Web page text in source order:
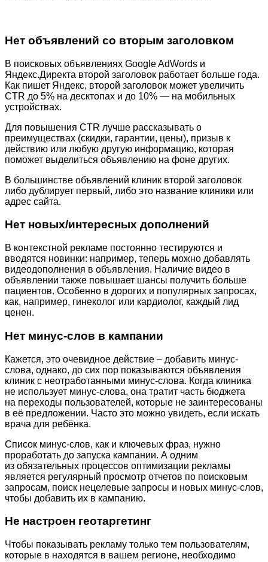
Нет объявлений со вторым заголовком
В поисковых объявлениях Google AdWords и
Яндекс.Директа второй заголовок работает больше года.
Как пишет Яндекс, второй заголовок может увеличить
CTR до 5% на десктопах и до 10% — на мобильных
устройствах.
Для повышения CTR лучше рассказывать о
преимуществах (скидки, гарантии, цены), призыв к
действию или любую другую информацию, которая
поможет выделиться объявлению на фоне других.
В большинстве объявлений клиник второй заголовок
либо дублирует первый, либо это название клиники или
адрес сайта.
Нет новых/интересных дополнений
В контекстной рекламе постоянно тестируются и
вводятся новинки: например, теперь можно добавлять
видеодополнения в объявления. Наличие видео в
объявлении также повышает шансы получить больше
пациентов. Особенно в дорогих и популярных запросах,
как, например, гинеколог или кардиолог, каждый лид
ценен.
Нет минус-слов в кампании
Кажется, это очевидное действие – добавить минус-
слова, однако, до сих пор показываются объявления
клиник с неотработанными минус-слова. Когда клиника
не использует минус-слова, она тратит часть бюджета
на переходы пользователей, которые не заинтересованы
в её предложении. Часто это можно увидеть, если искать
врача для ребёнка.
Список минус-слов, как и ключевых фраз, нужно
проработать до запуска кампании. А одним
из обязательных процессов оптимизации рекламы
является регулярный просмотр отчетов по поисковым
запросам, поиск нецелевые запросы и новых минус-слов,
чтобы добавить их в кампанию.
Не настроен геотаргетинг
Чтобы показывать рекламу только тем пользователям,
которые в находятся в вашем регионе, необходимо